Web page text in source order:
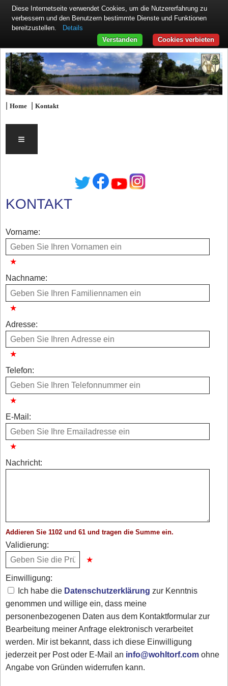
|Home |Kontakt
≡
KONTAKT
Vorname:
Nachname:
Adresse:
Telefon:
E-Mail:
Nachricht:
Addieren Sie 1102 und 61 und tragen die Summe ein.
Validierung:
Einwilligung:
Ich habe die Datenschutzerklärung zur Kenntnis
genommen und willige ein, dass meine
personenbezogenen Daten aus dem Kontaktformular zur
Bearbeitung meiner Anfrage elektronisch verarbeitet
werden. Mir ist bekannt, dass ich diese Einwilligung
jederzeit per Post oder E-Mail an info@wohltorf.comohne
Angabe von Gründen widerrufen kann.
Diese Internetseite verwendet Cookies, um die Nutzererfahrung zu
verbessern und den Benutzern bestimmte Dienste und Funktionen
bereitzustellen.
Details
Cookies verbieten
Verstanden